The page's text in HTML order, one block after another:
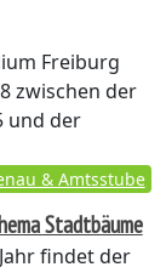
Freiburg
zwischen der
und der
& Amtsstube
Stadtbäume
findet der